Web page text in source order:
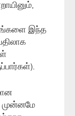
இந்த
முன்னமே